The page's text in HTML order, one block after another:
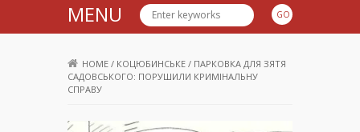
MENU
HOME / КОЦЮБИНСЬКЕ / ПАРКОВКА ДЛЯ ЗЯТЯ
САДОВСЬКОГО: ПОРУШИЛИ КРИМІНАЛЬНУ
СПРАВУ